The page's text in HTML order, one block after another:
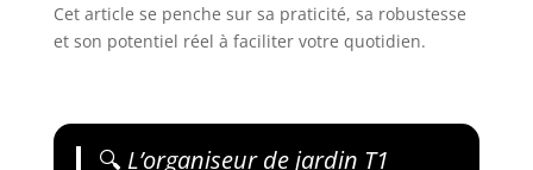
Cet article se penche sur sa praticité, sa robustesse
et son potentiel réel à faciliter votre quotidien.
🔍 L’organiseur de jardin T1